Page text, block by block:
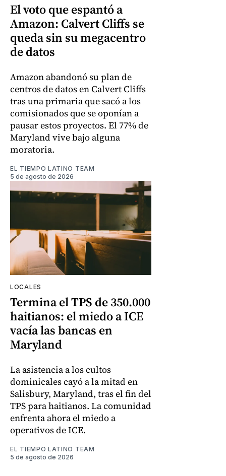
El voto que espantó a
Amazon: Calvert Cliffs se
queda sin su megacentro
de datos
Amazon abandonó su plan de
centros de datos en Calvert Cliffs
tras una primaria que sacó a los
comisionados que se oponían a
pausar estos proyectos. El 77% de
Maryland vive bajo alguna
moratoria.
EL TIEMPO LATINO TEAM
5 de agosto de 2026
LOCALES
Termina el TPS de 350.000
haitianos: el miedo a ICE
vacía las bancas en
Maryland
La asistencia a los cultos
dominicales cayó a la mitad en
Salisbury, Maryland, tras el fin del
TPS para haitianos. La comunidad
enfrenta ahora el miedo a
operativos de ICE.
EL TIEMPO LATINO TEAM
5 de agosto de 2026